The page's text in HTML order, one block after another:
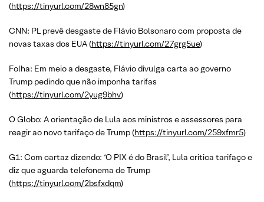
(https://tinyurl.com/28wn85gn)
CNN: PL prevê desgaste de Flávio Bolsonaro com proposta de
novas taxas dos EUA (https://tinyurl.com/27grg5ue)
Folha: Em meio a desgaste, Flávio divulga carta ao governo
Trump pedindo que não imponha tarifas
(https://tinyurl.com/2yug9bhv)
O Globo: A orientação de Lula aos ministros e assessores para
reagir ao novo tarifaço de Trump (https://tinyurl.com/259xfmr5)
G1: Com cartaz dizendo: ‘O PIX é do Brasil’, Lula critica tarifaço e
diz que aguarda telefonema de Trump
(https://tinyurl.com/2bsfxdqm)